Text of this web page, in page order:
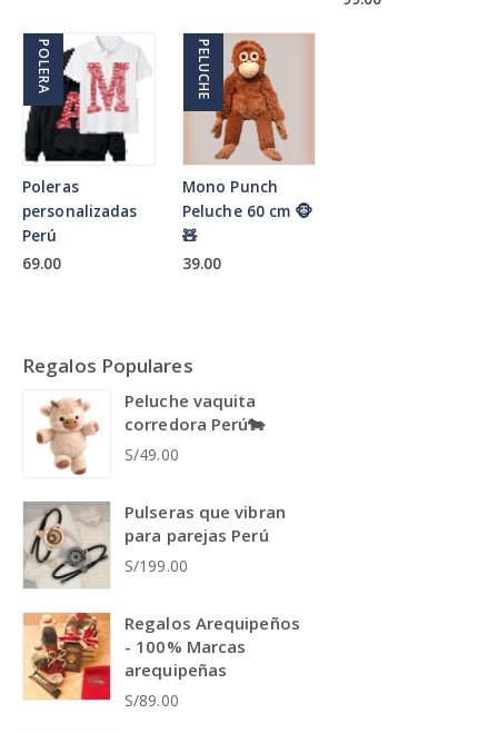
POLERA
Poleras
personalizadas
Perú
69.00
PELUCHE
Mono Punch
Peluche 60 cm 🐵
🧸
39.00
Regalos Populares
Peluche vaquita
corredora Perú🐄
S/49.00
Pulseras que vibran
para parejas Perú
S/199.00
Regalos Arequipeños
- 100% Marcas
arequipeñas
S/89.00